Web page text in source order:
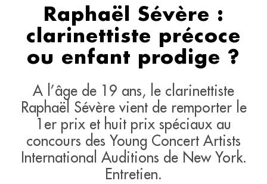
Raphaël Sévère :
clarinettiste précoce
ou enfant prodige ?
A l’âge de 19 ans, le clarinettiste
Raphaël Sévère vient de remporter le
1er prix et huit prix spéciaux au
concours des Young Concert Artists
International Auditions de New York.
Entretien.